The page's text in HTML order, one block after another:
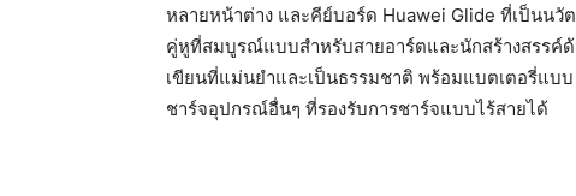
หลายหน้าต่าง และคีย์บอร์ด Huawei Glide ที่เป็นน
คู่หูที่สมบูรณ์แบบสำหรับสายอาร์ตและนักสร้างสรรค์ด้
เขียนที่แม่นยำและเป็นธรรมชาติ พร้อมแบตเตอรี่แบ
ชาร์จอุปกรณ์อื่นๆ ที่รองรับการชาร์จแบบไร้สายได้